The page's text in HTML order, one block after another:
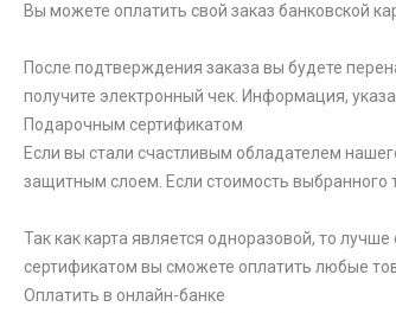
Вы можете оплатить свой заказ банковской
После подтверждения заказа вы будете
получите электронный чек. Информация,
Подарочным сертификатом
Если вы стали счастливым обладателем
защитным слоем. Если стоимость выбранного
Так как карта является одноразовой, то
сертификатом вы сможете оплатить любые
Оплатить в онлайн-банке